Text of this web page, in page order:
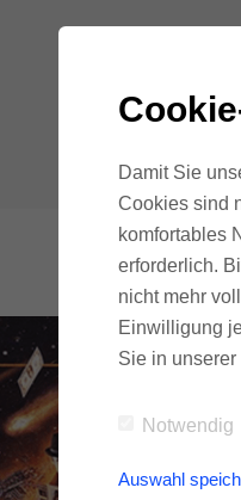
Damit Sie
Cookies sind
komfortables
erforderlich.
nicht mehr
Einwilligung
Sie in unserer
Notwendig
Auswahl